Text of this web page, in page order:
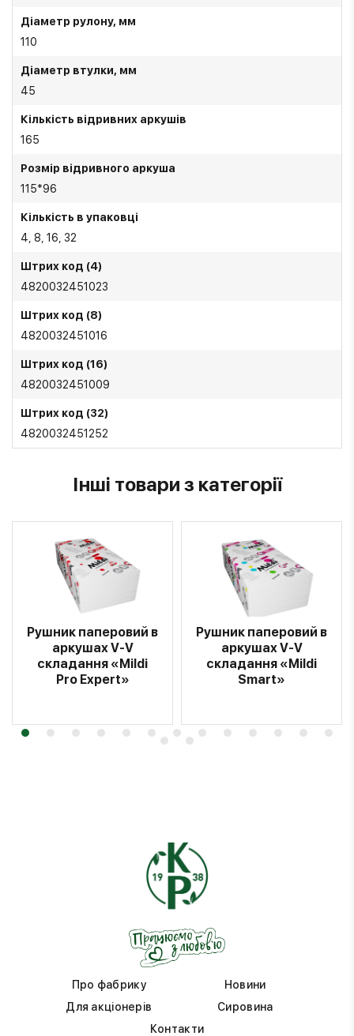
Діаметр рулону, мм
110
Діаметр втулки, мм
45
Кількість відривних аркушів
165
Розмір відривного аркуша
115*96
Кількість в упаковці
4, 8, 16, 32
Штрих код (4)
4820032451023
Штрих код (8)
4820032451016
Штрих код (16)
4820032451009
Штрих код (32)
4820032451252
Інші товари з категорії
Рушник паперовий в
аркушах V-V
складання «Mildi
Pro Expert»
Рушник паперовий в
аркушах V-V
складання «Mildi
Smart»
Про фабрику
Новини
Для акціонерів
Сировина
Контакти